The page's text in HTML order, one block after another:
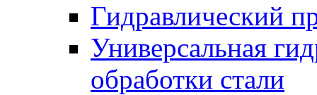
Гидравлический
Универсальная
обработки стали